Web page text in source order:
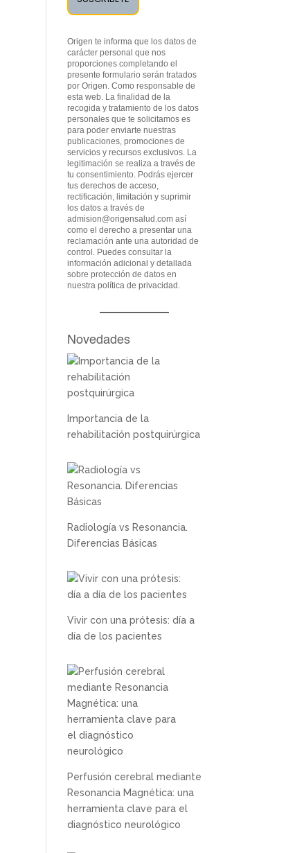
Origen te informa que los datos de
carácter personal que nos
proporciones completando el
presente formulario serán tratados
por Origen. Como responsable de
esta web. La finalidad de la
recogida y tratamiento de los datos
personales que te solicitamos es
para poder enviarte nuestras
publicaciones, promociones de
servicios y recursos exclusivos. La
legitimación se realiza a través de
tu consentimiento. Podrás ejercer
tus derechos de acceso,
rectificación, limitación y suprimir
los datos a través de
admision@origensalud.com así
como el derecho a presentar una
reclamación ante una autoridad de
control. Puedes consultar la
información adicional y detallada
sobre protección de datos en
nuestrapolítica de privacidad
Novedades
Importancia de la
rehabilitación postquirúrgica
Radiología vs Resonancia.
Diferencias Básicas
Vivir con una prótesis: día a
día de los pacientes
Perfusión cerebral mediante
Resonancia Magnética: una
herramienta clave para el
diagnóstico neurológico